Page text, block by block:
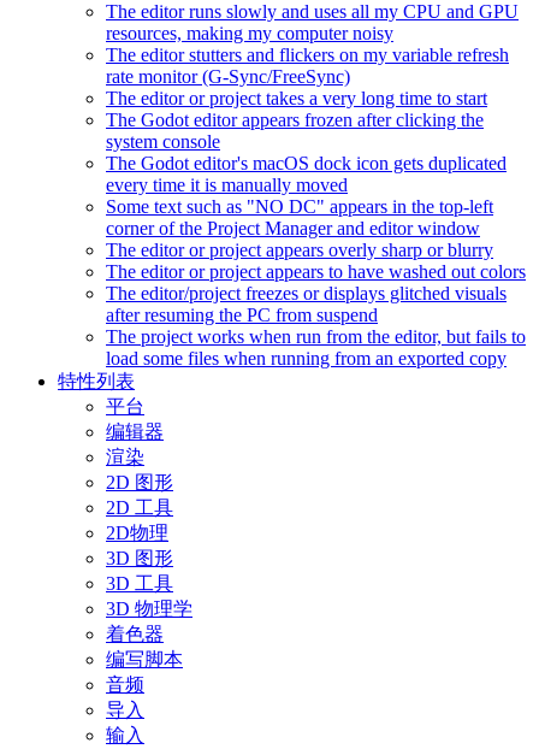
The editor runs slowly and uses all my CPU and GPU
resources, making my computer noisy
The editor stutters and flickers on my variable refresh
rate monitor (G-Sync/FreeSync)
The editor or project takes a very long time to start
The Godot editor appears frozen after clicking the
system console
The Godot editor's macOS dock icon gets duplicated
every time it is manually moved
Some text such as "NO DC" appears in the top-left
corner of the Project Manager and editor window
The editor or project appears overly sharp or blurry
The editor or project appears to have washed out colors
The editor/project freezes or displays glitched visuals
after resuming the PC from suspend
The project works when run from the editor, but fails to
load some files when running from an exported copy
特性列表
平台
编辑器
渲染
2D 图形
2D 工具
2D物理
3D 图形
3D 工具
3D 物理学
着色器
编写脚本
音频
导入
输入